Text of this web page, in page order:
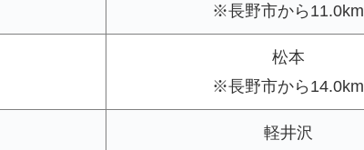
※長野市から11.0km
松本
※長野市から14.0km
軽井沢